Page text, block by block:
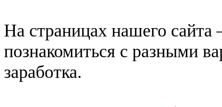
На страницах нашего сайта
познакомиться с разными
заработка.